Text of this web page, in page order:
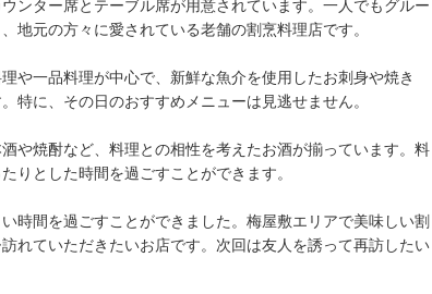
ンター席とテーブル席が用意されています。一人でもグルー
地元の方々に愛されている老舗の割烹料理店です。
や一品料理が中心で、新鮮な魚介を使用したお刺身や焼き
特に、その日のおすすめメニューは見逃せません。
や焼酎など、料理との相性を考えたお酒が揃っています。料
りとした時間を過ごすことができます。
時間を過ごすことができました。梅屋敷エリアで美味しい割
れていただきたいお店です。次回は友人を誘って再訪したい